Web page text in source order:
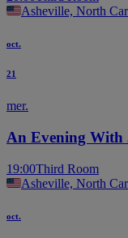
Asheville, North
oct.
21
mer.
An Evening
19:00Third Room
Asheville, North
oct.